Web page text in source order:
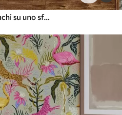
Rami con uccelli e fiori bianchi su uno sfondo delicato